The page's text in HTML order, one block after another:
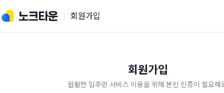
회원가입
회원가입
원활한 입주민 서비스 이용을 위해 본인 인증이 필요해